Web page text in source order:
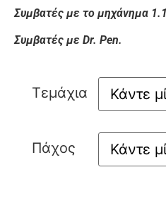
Συμβατές με το μηχάνημα 1.1
Συμβατές με Dr. Pen.
Τεμάχια
Πάχος